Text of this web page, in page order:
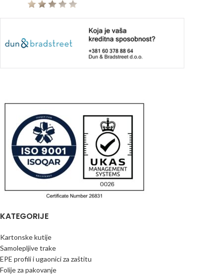
KATEGORIJE
Kartonske kutije
Samolepljive trake
EPE profili i ugaonici za zaštitu
Folije za pakovanje